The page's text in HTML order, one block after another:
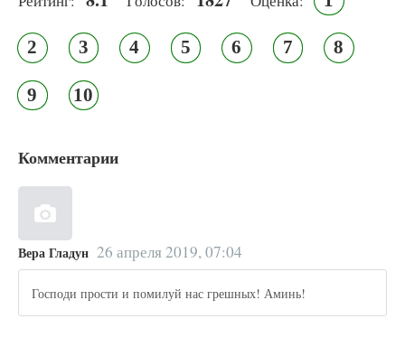
2 3 4 5 6 7 8
9 10
Комментарии
Вера Гладун 26 апреля 2019, 07:04
Господи прости и помилуй нас грешных! Аминь!